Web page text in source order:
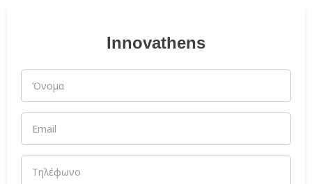
Innovathens